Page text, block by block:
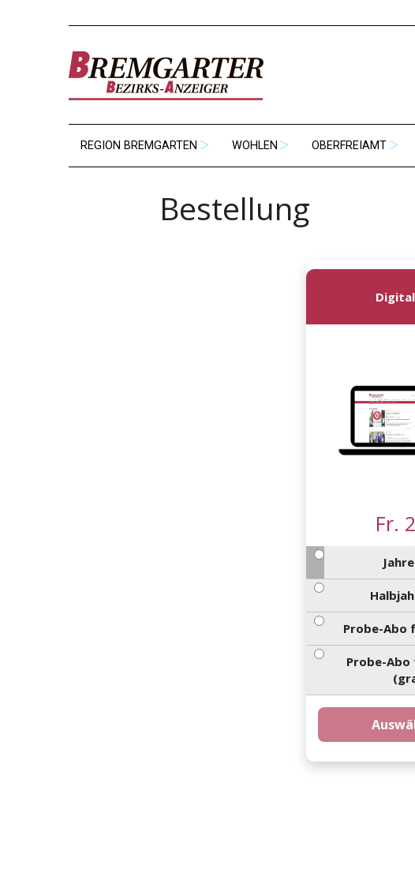
REGION BREMGARTEN WOHLEN OBERFREIAMT